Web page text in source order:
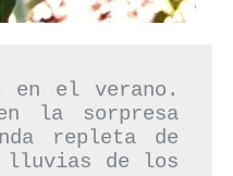
en la sorpresa
repleta de
lluvias de los